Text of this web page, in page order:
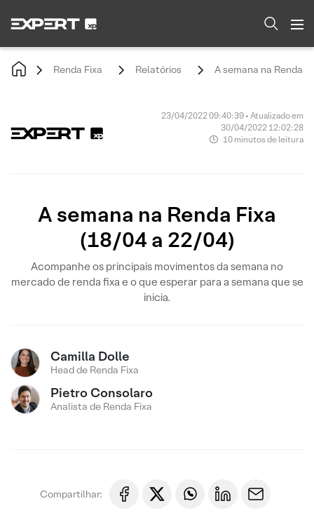
Renda Fixa Relatórios A semana na Renda
23/04/2022 09:40:39 • Atualizado em
30/04/2022 12:02:28
10 minutos de leitura
A semana na Renda Fixa
(18/04 a 22/04)
Acompanhe os principais movimentos da semana no
mercado de renda fixa e o que esperar para a semana que se
inicia.
Camilla Dolle
Head de Renda Fixa
Pietro Consolaro
Analista de Renda Fixa
Compartilhar: